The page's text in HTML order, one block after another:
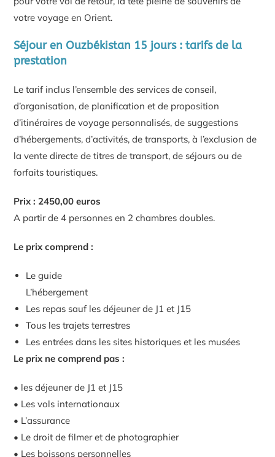
votre voyage en Orient.
Séjour en Ouzbékistan 15 jours : tarifs de la
prestation
Le tarif inclus l’ensemble des services de conseil,
d’organisation, de planification et de proposition
d’itinéraires de voyage personnalisés, de suggestions
d’hébergements, d’activités, de transports, à l’exclusion de
la vente directe de titres de transport, de séjours ou de
forfaits touristiques.
Prix : 2450,00 euros
A partir de 4 personnes en 2 chambres doubles.
Le prix comprend :
Le guide
L’hébergement
Les repas sauf les déjeuner de J1 et J15
Tous les trajets terrestres
Les entrées dans les sites historiques et les musées
Le prix ne comprend pas :
• les déjeuner de J1 et J15
• Les vols internationaux
• L’assurance
• Le droit de filmer et de photographier
• Les boissons personnelles